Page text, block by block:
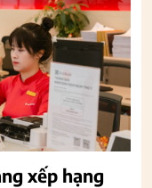
xếp hạng